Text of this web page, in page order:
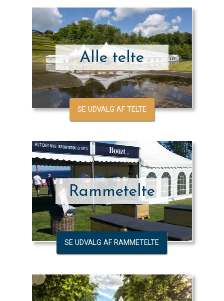
Alle telte
SE UDVALG AF TELTE
Rammetelte
SE UDVALG AF RAMMETELTE